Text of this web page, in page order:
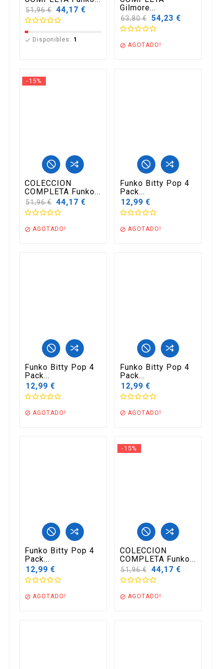
Precio
base
51,96 € 44,17 €
 Disponibles: 1
Gilmore...
Precio
base
63,80 € 54,23 €
 AGOTADO!
-15%
COLECCION
COMPLETA Funko...
Precio
base
51,96 € 44,17 €
 AGOTADO!
Funko Bitty Pop 4
Pack...
12,99 €
 AGOTADO!
Funko Bitty Pop 4
Pack...
12,99 €
 AGOTADO!
Funko Bitty Pop 4
Pack...
12,99 €
 AGOTADO!
Funko Bitty Pop 4
Pack...
12,99 €
 AGOTADO!
-15%
COLECCION
COMPLETA Funko...
Precio
base
51,96 € 44,17 €
 AGOTADO!